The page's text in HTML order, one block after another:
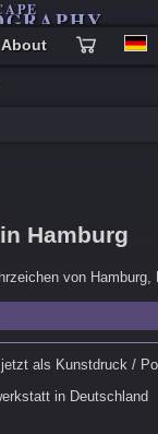
About
Hamburg
von
als Kunstdruck /
in Deutschland